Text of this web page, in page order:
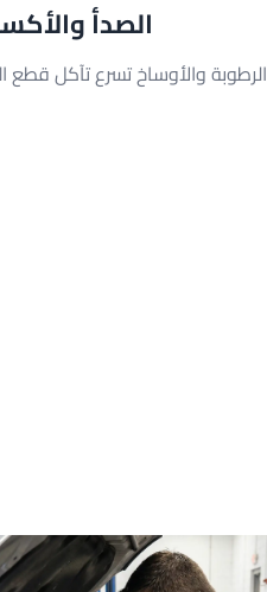
الصدأ
الرطوبة والأوساخ تسرع تآكل